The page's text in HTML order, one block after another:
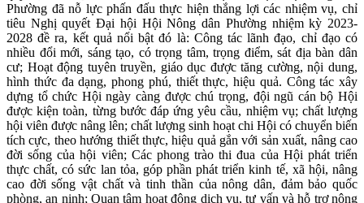
Phường đã nỗ lực phấn đấu thực hiện thắng lợi các nhiệm vụ, chỉ
tiêu Nghị quyết Đại hội Hội Nông dân Phường nhiệm kỳ 2023-
2028 đề ra, kết quả nổi bật đó là: Công tác lãnh đạo, chỉ đạo có
nhiều đổi mới, sáng tạo, có trọng tâm, trọng điểm, sát địa bàn dân
cư; Hoạt động tuyên truyền, giáo dục được tăng cường, nội dung,
hình thức đa dạng, phong phú, thiết thực, hiệu quả. Công tác xây
dựng tổ chức Hội ngày càng được chú trọng, đội ngũ cán bộ Hội
được kiện toàn, từng bước đáp ứng yêu cầu, nhiệm vụ; chất lượng
hội viên được nâng lên; chất lượng sinh hoạt chi Hội có chuyển biến
tích cực, theo hướng thiết thực, hiệu quả gắn với sản xuất, nâng cao
đời sống của hội viên; Các phong trào thi đua của Hội phát triển
thực chất, có sức lan tỏa, góp phần phát triển kinh tế, xã hội, nâng
cao đời sống vật chất và tinh thần của nông dân, đảm bảo quốc
phòng, an ninh; Quan tâm hoạt động dịch vụ, tư vấn và hỗ trợ nông